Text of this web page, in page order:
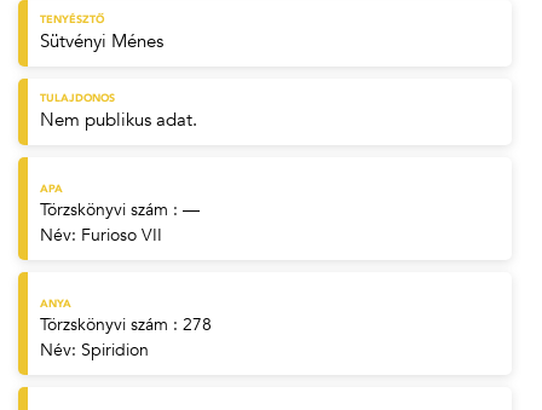
TENYÉSZTŐ
Sütvényi Ménes
TULAJDONOS
Nem publikus adat.
APA
Törzskönyvi szám : —
Név: Furioso VII
ANYA
Törzskönyvi szám : 278
Név: Spiridion